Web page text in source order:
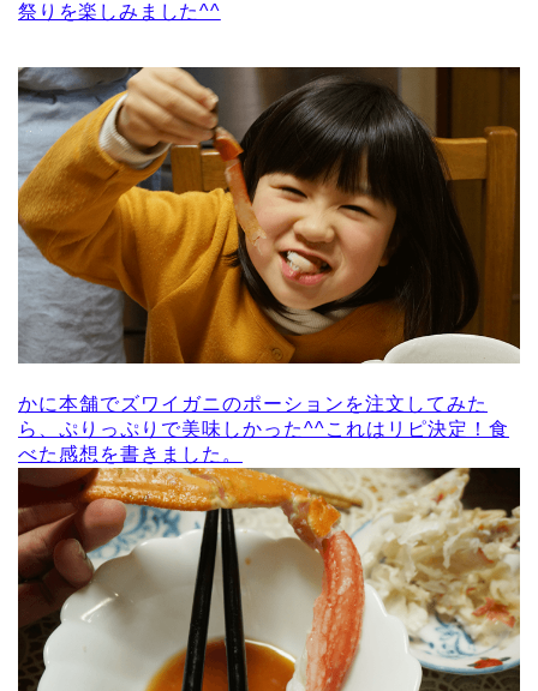
祭りを楽しみました^^
かに本舗でズワイガニのポーションを注文してみた
ら、ぷりっぷりで美味しかった^^これはリピ決定！食
べた感想を書きました。